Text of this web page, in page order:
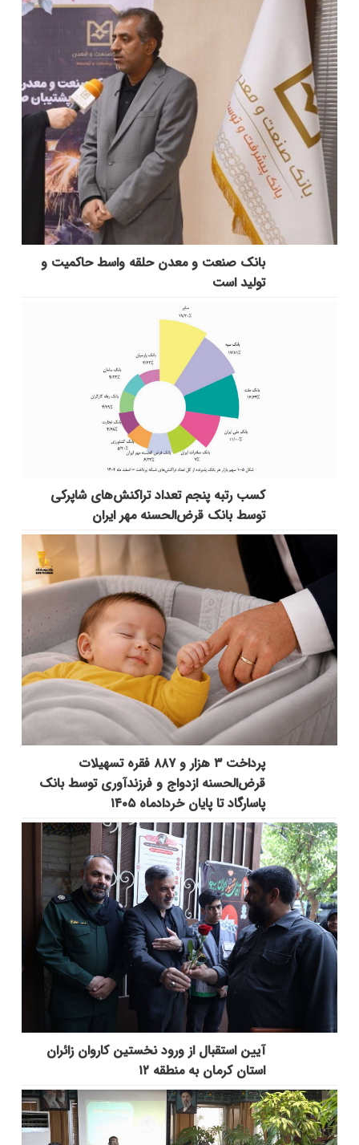
بانك صنعت و معدن حلقه واسط حاكمیت و
تولید است
کسب رتبه پنجم تعداد تراکنش‌های شاپرکی
توسط بانک قرض‌الحسنه مهر ایران
پرداخت ۳ هزار و ۸۸۷ فقره تسهیلات
قرض‌الحسنه ازدواج و فرزندآوری توسط بانک
پاسارگاد تا پایان خردادماه ۱۴۰۵
آیین استقبال از ورود نخستین کاروان زائران
استان کرمان به منطقه ۱۲